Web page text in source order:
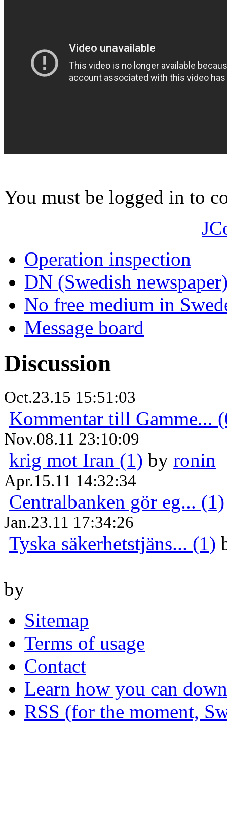
You must be logged in to
Operation inspection
DN (Swedish
No free medium in
Message board
Discussion
Oct.23.15 15:51:03
Kommentar till Gamme...
Nov.08.11 23:10:09
krig mot Iran (1) by ronin
Apr.15.11 14:32:34
Centralbanken gör eg... (1)
Jan.23.11 17:34:26
Tyska säkerhetstjäns... (1)
by
Sitemap
Terms of usage
Contact
Learn how you can
RSS (for the moment,